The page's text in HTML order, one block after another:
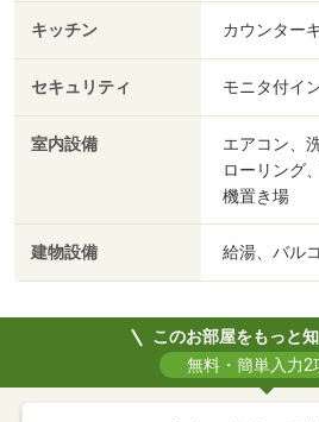
キッチン カウンター
セキュリティ モニタ付イ
室内設備
エアコン、
ローリング
機置き場
建物設備 給湯、バル
このお部屋をもっと
無料・簡単入力2